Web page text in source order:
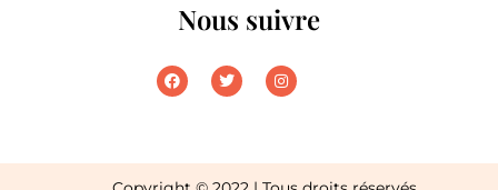
Nous suivre